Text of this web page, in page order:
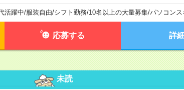
活躍中/服装自由/シフト勤務/10名以上の大量募集/パソコンス
応募する 詳
未読